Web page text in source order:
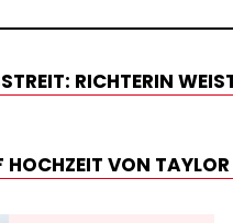
RICHTERIN
VON